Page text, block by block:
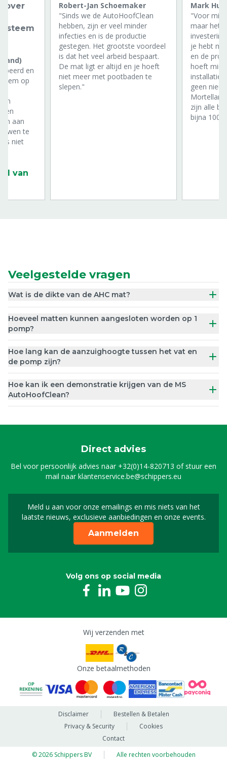
over
en
op
aan
te
niet
van
Robert-Jan Schoemaker
"Sinds we de AutoHoofClean
hebben, zijn er veel minder
infecties en is de productie
gestegen. Het grootste voordeel
is dat het veel arbeid bespaart.
De mat ligt er altijd en je hoeft
niet meer met pootbaden te
slepen."
Mark
"Voor mij
maar het
je hebt
en de
hoeft
installatie
geen
Mortellaro
zijn alle
bijna
Veelgestelde vragen
Wat is de dikte van de AHC mat?
Hoeveel matten kunnen aangesloten worden op 1
pomp?
Hoe lang kan de aanzuighoogte tussen het vat en
de pomp zijn?
Hoe kan ik een demonstratie krijgen van de MS
AutoHoofClean?
Direct advies
Bel voor persoonlijk advies naar +32(0)14-820713 of stuur een
mail naarklantenservice.be@schippers.eu
Meld u aan voor onze emailings en mis niets van het
laatste nieuws, exclusieve aanbiedingen en onze events.
Meld u aan voor onze
Aanmelden
Volg ons op social media
Wij verzenden met
Onze betaalmethoden
Disclaimer
Bestellen & Betalen
Privacy & Security
Cookies
Contact
© 2026 Schippers BV
Alle rechten voorbehouden